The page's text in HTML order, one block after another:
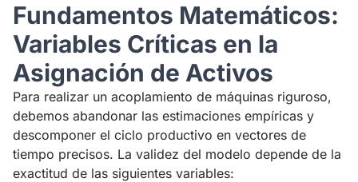
Fundamentos Matemáticos:
Variables Críticas en la
Asignación de Activos
Para realizar un acoplamiento de máquinas riguroso,
debemos abandonar las estimaciones empíricas y
descomponer el ciclo productivo en vectores de
tiempo precisos. La validez del modelo depende de la
exactitud de las siguientes variables: